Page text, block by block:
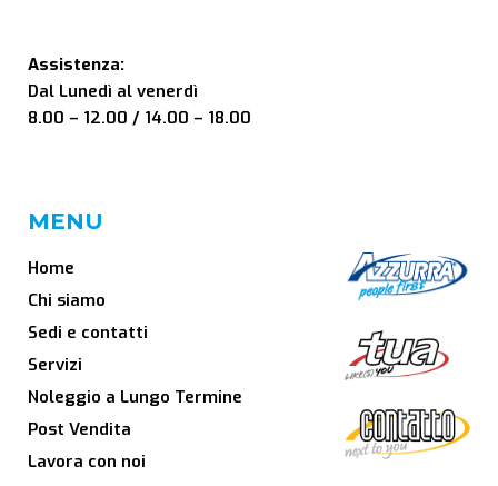
Assistenza:
Dal Lunedì al venerdì
8.00 – 12.00 / 14.00 – 18.00
MENU
Home
Chi siamo
Sedi e contatti
Servizi
Noleggio a Lungo Termine
Post Vendita
Lavora con noi